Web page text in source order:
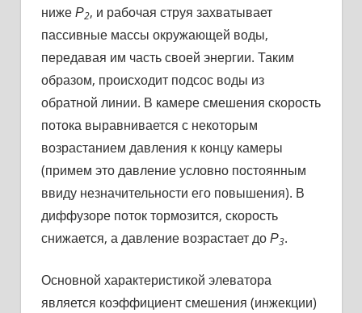
нижеР2, и рабочая струя захватывает
пассивные массы окружающей воды,
передавая им часть своей энергии. Таким
образом, происходит подсос воды из
обратной линии. В камере смешения скорость
потока выравнивается с некоторым
возрастанием давления к концу камеры
(примем это давление условно постоянным
ввиду незначительности его повышения). В
диффузоре поток тормозится, скорость
снижается, а давление возрастает доР3.
Основной характеристикой элеватора
является коэффициент смешения (инжекции)